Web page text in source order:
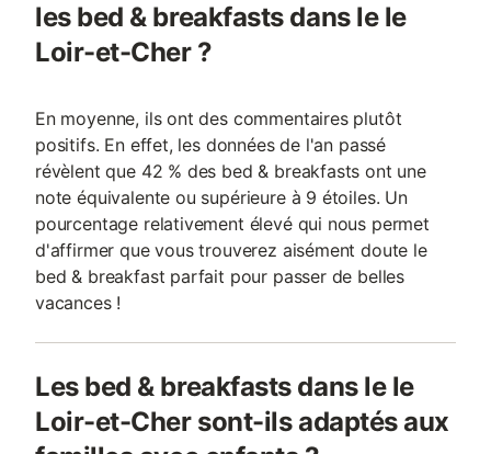
les bed & breakfasts dans le le
Loir-et-Cher ?
En moyenne, ils ont des commentaires plutôt
positifs. En effet, les données de l'an passé
révèlent que 42 % des bed & breakfasts ont une
note équivalente ou supérieure à 9 étoiles. Un
pourcentage relativement élevé qui nous permet
d'affirmer que vous trouverez aisément doute le
bed & breakfast parfait pour passer de belles
vacances !
Les bed & breakfasts dans le le
Loir-et-Cher sont-ils adaptés aux